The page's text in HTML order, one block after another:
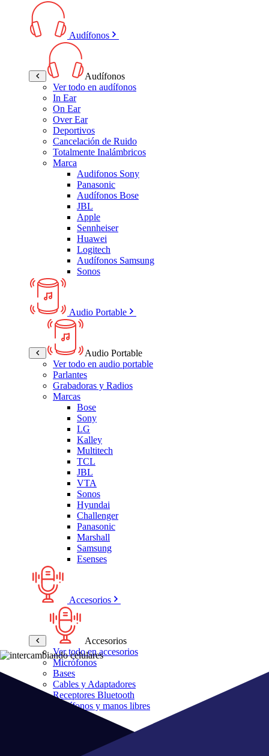
Audífonos
Audífonos
Ver todo en audífonos
In Ear
On Ear
Over Ear
Deportivos
Cancelación de Ruido
Totalmente Inalámbricos
Marca
Audifonos Sony
Panasonic
Audífonos Bose
JBL
Apple
Sennheiser
Huawei
Logitech
Audífonos Samsung
Sonos
Audio Portable
Audio Portable
Ver todo en audio portable
Parlantes
Grabadoras y Radios
Marcas
Bose
Sony
LG
Kalley
Multitech
TCL
JBL
VTA
Sonos
Hyundai
Challenger
Panasonic
Marshall
Samsung
Esenses
Accesorios
Accesorios
Ver todo en accesorios
Micrófonos
Bases
Cables y Adaptadores
Receptores Bluetooth
Audífonos y manos libres